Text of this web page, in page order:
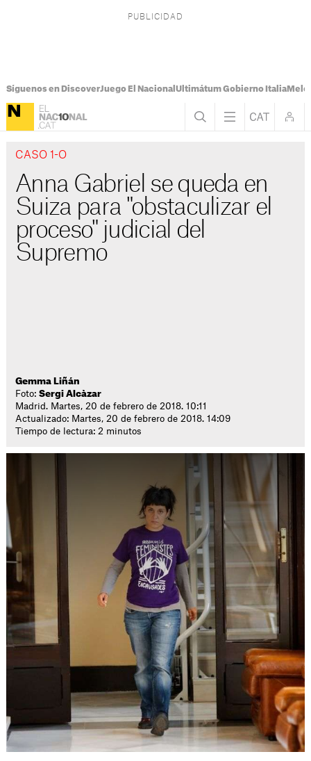
Síguenos en DiscoverJuego El Nacional Ultimátum Gobierno Italia
CASO 1-O
Anna Gabriel se queda en
Suiza para "obstaculizar el
proceso" judicial del
Supremo
Gemma Liñán
Foto:Sergi Alcàzar
Madrid. Martes, 20 de febrero de 2018. 10:11
Actualizado: Martes, 20 de febrero de 2018. 14:09
Tiempo de lectura: 2 minutos